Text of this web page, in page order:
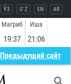
ЎЗ O`Z EN AR
Магриб
19:37
Иша
21:06
Предыдущий сайт